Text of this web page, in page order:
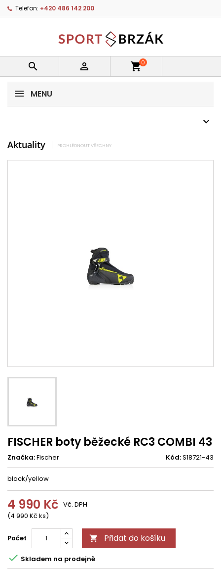
Telefon: +420 486 142 200
  shopping_cart0
MENU
Aktuality PROHLÉDNOUT VŠECHNY
FISCHER boty běžecké RC3 COMBI 43
Značka:Fischer Kód:S18721-43
black/yellow
4 990 Kč
(4 990 Kč ks)
Vč. DPH
Počet  Přidat do košíku
 Skladem na prodejně